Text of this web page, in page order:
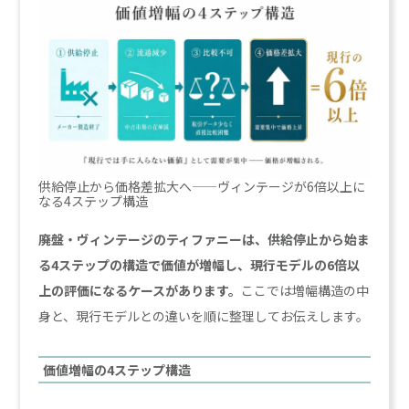
供給停止から価格差拡大へ——ヴィンテージが6倍以上に
なる4ステップ構造
廃盤・ヴィンテージのティファニーは、供給停止から始ま
る4ステップの構造で価値が増幅し、現行モデルの6倍以
上の評価になるケースがあります。 ここでは増幅構造の中
身と、現行モデルとの違いを順に整理してお伝えします。
価値増幅の4ステップ構造